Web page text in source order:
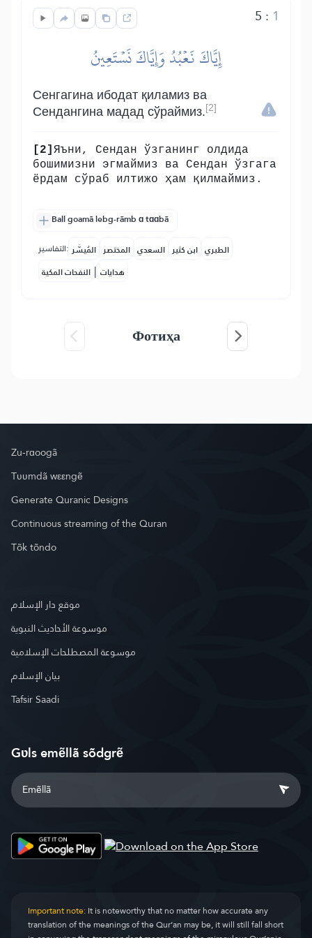
5 : 1
إِيَّاكَ نَعۡبُدُ وَإِيَّاكَ نَسۡتَعِينُ
Сенгагина ибодат қиламиз ва
Сендангина мадад сўраймиз. [2]
[2] Яъни, Сендан ўзганинг олдида
бошимизни эгмаймиз ва Сендан ўзгага
ёрдам сўраб илтижо ҳам қилмаймиз.
Ball goamã lebg-rãmb ɑ tɑɑbã
التفاسير: المُيسَّر المختصر السعدي ابن كثير الطبري
النفحات المكية | هدايات
Фотиҳа
Zu-rɑoogã
Tʋʋmdã wεεngẽ
Generate Quranic Designs
Continuous streaming of the Quran
Tõk tõndo
موقع دار الإسلام
موسوعة الأحاديث النبوية
موسوعة المصطلحات الإسلامية
بيان الإسلام
Tafsir Saadi
Gʋls emẽllã sõdgrẽ
Important note:It is noteworthy that no matter how accurate any
translation of the meanings of the Qur’an may be, it will still fall short